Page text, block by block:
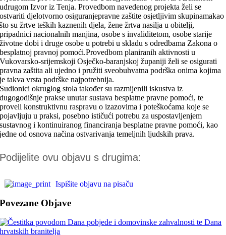
udrugom Izvor iz Tenja. Provedbom navedenog projekta želi se
ostvariti djelotvorno osiguranjepravne zaštite osjetljivim skupinamakao
što su žrtve teških kaznenih djela, žene žrtva nasilja u obitelji,
pripadnici nacionalnih manjina, osobe s invaliditetom, osobe starije
životne dobi i druge osobe u potrebi u skladu s odredbama Zakona o
besplatnoj pravnoj pomoći.Provedbom planiranih aktivnosti u
Vukovarsko-srijemskoji Osječko-baranjskoj županiji želi se osigurati
pravna zaštita ali ujedno i pružiti sveobuhvatna podrška onima kojima
je takva vrsta podrške najpotrebnija.
Sudionici okruglog stola također su razmijenili iskustva iz
dugogodišnje prakse unutar sustava besplatne pravne pomoći, te
proveli konstruktivnu raspravu o izazovima i poteškoćama koje se
pojavljuju u praksi, posebno ističući potrebu za uspostavljenjem
sustavnog i kontinuiranog financiranja besplatne pravne pomoći, kao
jedne od osnova načina ostvarivanja temeljnih ljudskih prava.
Podijelite ovu objavu s drugima:
Ispišite objavu na pisaču
Povezane Objave